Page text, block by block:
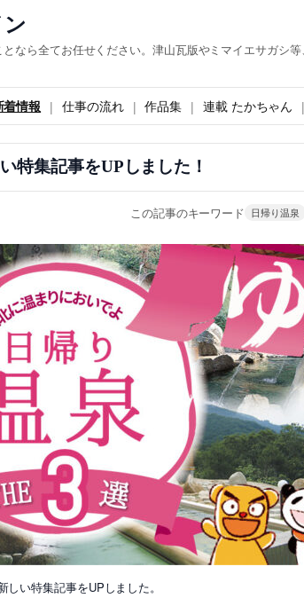
なら全てお任せください。津山瓦版やミマイエサガシ
着情報 仕事の流れ 作品集 連載 たかちゃん
特集記事をUPしました！
この記事のキーワード 日帰り温泉
しい特集記事をUPしました。